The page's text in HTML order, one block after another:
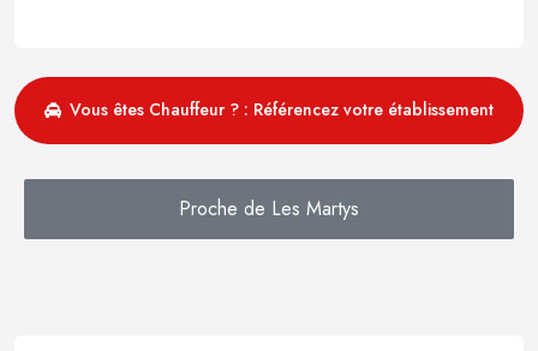
Vous êtes Chauffeur ? : Référencez votre établissement
Proche de Les Martys